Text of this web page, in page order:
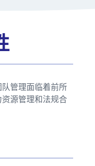
管理面临着前所
源管理和法规合